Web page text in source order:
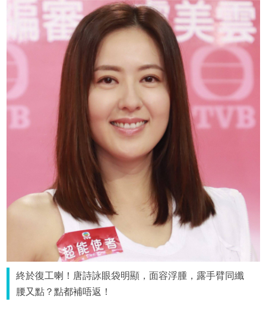
終於復工喇！唐詩詠眼袋明顯，面容浮腫，露手臂同纖
腰又點？點都補唔返！